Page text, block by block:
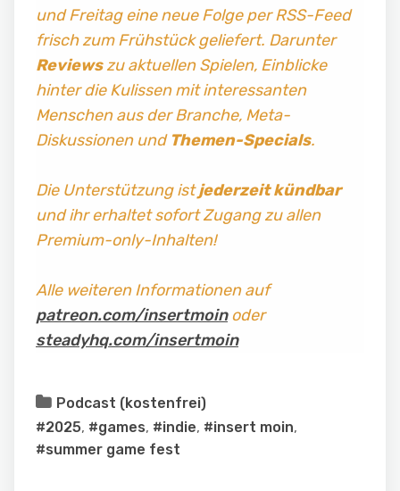
und Freitag eine neue Folge per RSS-Feed
frisch zum Frühstück geliefert. Darunter
Reviewszu aktuellen Spielen, Einblicke
hinter die Kulissen mit interessanten
Menschen aus der Branche, Meta-
Diskussionen und Themen-Specials.
Die Unterstützung istjederzeit kündbar
und ihr erhaltet sofort Zugang zu allen
Premium-only-Inhalten!
Alle weiteren Informationen auf
patreon.com/insertmoinoder
steadyhq.com/insertmoin
Podcast (kostenfrei)
#2025, #games, #indie, #insert moin,
#summer game fest